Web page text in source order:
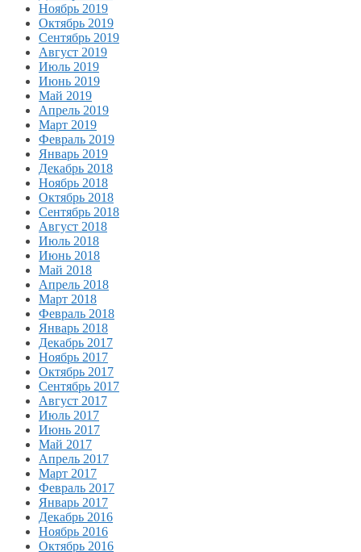
Ноябрь 2019
Октябрь 2019
Сентябрь 2019
Август 2019
Июль 2019
Июнь 2019
Май 2019
Апрель 2019
Март 2019
Февраль 2019
Январь 2019
Декабрь 2018
Ноябрь 2018
Октябрь 2018
Сентябрь 2018
Август 2018
Июль 2018
Июнь 2018
Май 2018
Апрель 2018
Март 2018
Февраль 2018
Январь 2018
Декабрь 2017
Ноябрь 2017
Октябрь 2017
Сентябрь 2017
Август 2017
Июль 2017
Июнь 2017
Май 2017
Апрель 2017
Март 2017
Февраль 2017
Январь 2017
Декабрь 2016
Ноябрь 2016
Октябрь 2016